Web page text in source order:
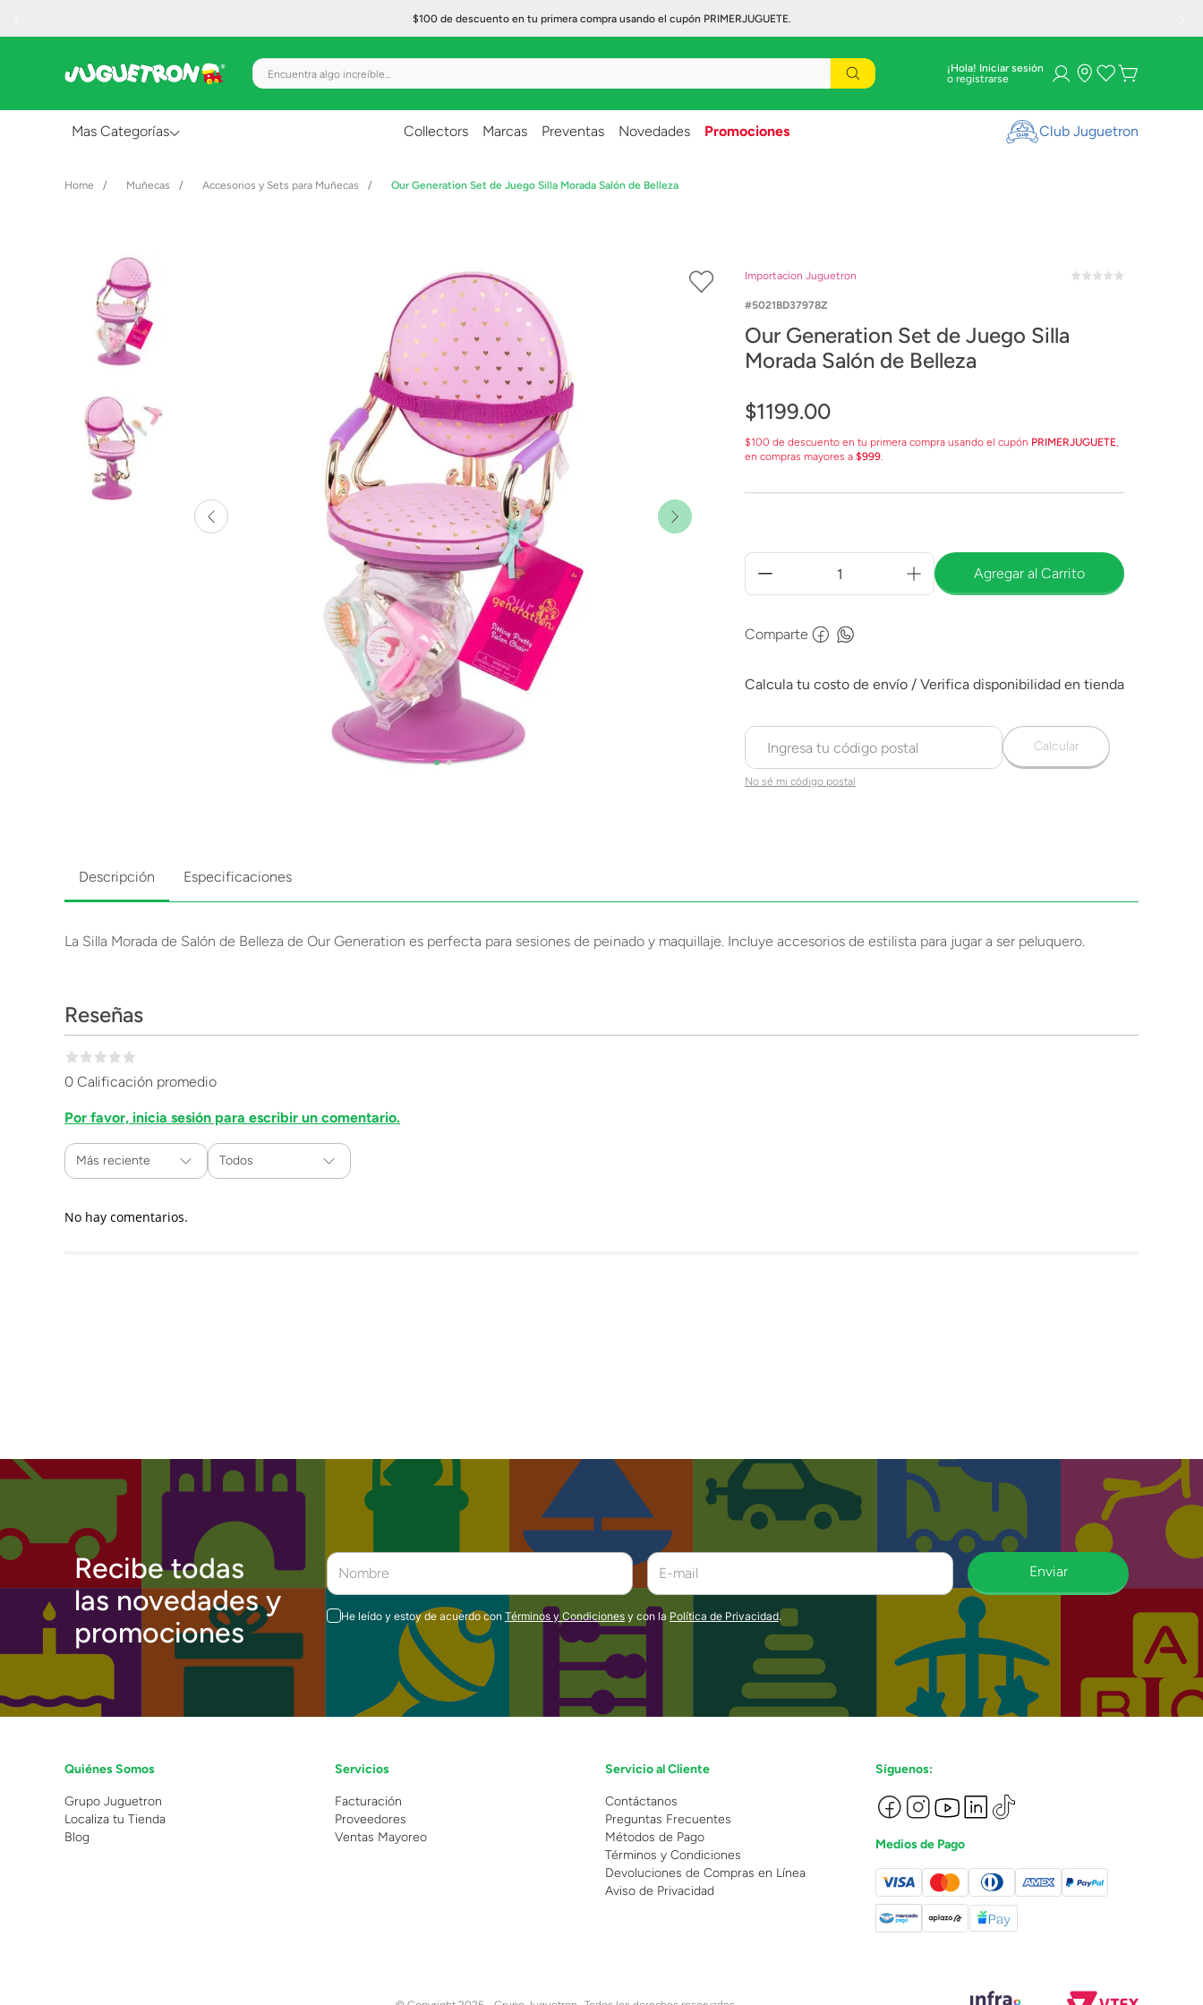
$100 de descuento en tu primera compra usando el cupón PRIMERJUGUETE.
Encuentra algo increíble... ¡Hola! Iniciar sesión
Mas Categorías
Creatividad y Arte
Figuras de Acción
Gadgets y Electrónicos
Lanzadores
Muñecas
Construcción
Collectors Marcas Preventas Novedades Promociones Club Juguetron
Muñecas Accesorios y Sets para Muñecas Our Generation Set de Juego Silla Morada Salón de Belleza
Importacion Juguetron
5021BD37978Z
Our Generation Set de Juego Silla
Morada Salón de Belleza
$1199.00
$100 de descuento en tu primera compra usando el cupón PRIMERJUGUETE,
en compras mayores a $999.
Agregar al Carrito
Comparte
No sé mi código postal
Calcular
Descripción Especificaciones
La Silla Morada de Salón de Belleza de Our Generation es perfecta para sesiones de peinado y maquillaje. Incluye accesorios de estilista para jugar a ser peluquero.
Reseñas
0 Calificación promedio
Por favor, inicia sesión para escribir un comentario.
Más reciente Todos
No hay comentarios.
Recibe todas
las novedades y
promociones
Enviar
He leído y estoy de acuerdo con Términos y Condiciones y con la Política de Privacidad.
Quiénes Somos
Grupo Juguetron
Localiza tu Tienda
Blog
Servicios
Facturación
Proveedores
Ventas Mayoreo
Servicio al Cliente
Contáctanos
Preguntas Frecuentes
Métodos de Pago
Términos y Condiciones
Devoluciones de Compras en Línea
Aviso de Privacidad
Síguenos:
Medios de Pago